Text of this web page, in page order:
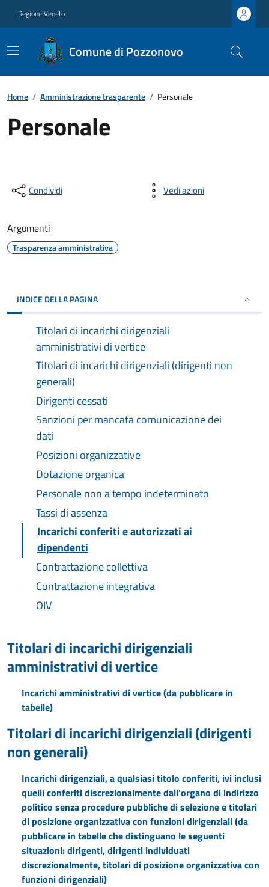
Regione Veneto
Comune di Pozzonovo
Home / Amministrazione trasparente / Personale
Personale
Condividi Vedi azioni
Argomenti
Trasparenza amministrativa
INDICE DELLA PAGINA
Titolari di incarichi dirigenziali
amministrativi di vertice
Titolari di incarichi dirigenziali (dirigenti non
generali)
Dirigenti cessati
Sanzioni per mancata comunicazione dei
dati
Posizioni organizzative
Dotazione organica
Personale non a tempo indeterminato
Tassi di assenza
Incarichi conferiti e autorizzati ai
dipendenti
Contrattazione collettiva
Contrattazione integrativa
OIV
Titolari di incarichi dirigenziali
amministrativi di vertice
Incarichi amministrativi di vertice (da pubblicare in
tabelle)
Titolari di incarichi dirigenziali (dirigenti
non generali)
Incarichi dirigenziali, a qualsiasi titolo conferiti, ivi inclusi
quelli conferiti discrezionalmente dall'organo di indirizzo
politico senza procedure pubbliche di selezione e titolari
di posizione organizzativa con funzioni dirigenziali (da
pubblicare in tabelle che distinguano le seguenti
situazioni: dirigenti, dirigenti individuati
discrezionalmente, titolari di posizione organizzativa con
funzioni dirigenziali)